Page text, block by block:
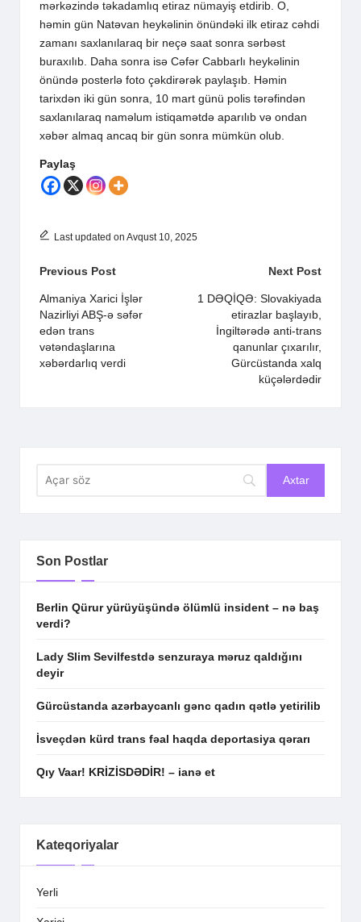
mərkəzində təkadamlıq etiraz nümayiş etdirib. O,
həmin gün Natəvan heykəlinin önündəki ilk etiraz cəhdi
zamanı saxlanılaraq bir neçə saat sonra sərbəst
buraxılıb. Daha sonra isə Cəfər Cabbarlı heykəlinin
önündə posterlə foto çəkdirərək paylaşıb. Həmin
tarixdən iki gün sonra, 10 mart günü polis tərəfindən
saxlanılaraq naməlum istiqamətdə aparılıb və ondan
xəbər almaq ancaq bir gün sonra mümkün olub.
Paylaş
Last updated on Avqust 10, 2025
Post
navigation
Previous Post
Almaniya Xarici İşlər
Nazirliyi ABŞ-ə səfər
edən trans
vətəndaşlarına
xəbərdarlıq verdi
Next Post
1 DƏQİQƏ: Slovakiyada
etirazlar başlayıb,
İngiltərədə anti-trans
qanunlar çıxarılır,
Gürcüstanda xalq
küçələrdədir
Son Postlar
Berlin Qürur yürüyüşündə ölümlü insident – nə baş
verdi?
Lady Slim Sevilfestdə senzuraya məruz qaldığını
deyir
Gürcüstanda azərbaycanlı gənc qadın qətlə yetirilib
İsveçdən kürd trans fəal haqda deportasiya qərarı
Qıy Vaar! KRİZİSDƏDİR! – ianə et
Kateqoriyalar
Yerli